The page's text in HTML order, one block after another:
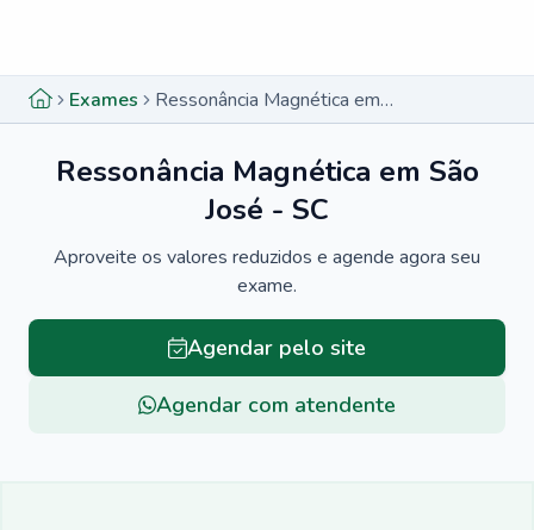
Exames Ressonância Magnética em São José - SC
Ressonância Magnética em São
José - SC
Aproveite os valores reduzidos e agende agora seu
exame.
Agendar pelo site
Agendar com atendente